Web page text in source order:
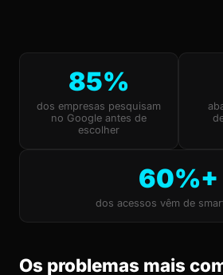
85%
dos empresas pesquisam
no Google antes de
escolher
60%+
dos acessos vêm de
Os problemas mais